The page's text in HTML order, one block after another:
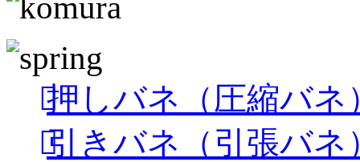
押しバネ（圧縮バネ
引きバネ（引張バネ